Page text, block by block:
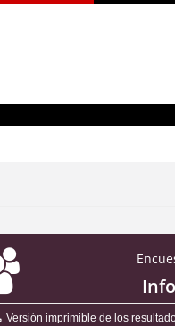
Versión imprimible de los